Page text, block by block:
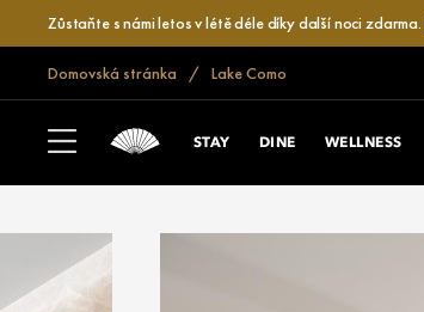
Zůstaňte s námi letos v létě déle díky další noci zdarma.
Domovská stránka Lake Como
STAY DINE WELLNESS